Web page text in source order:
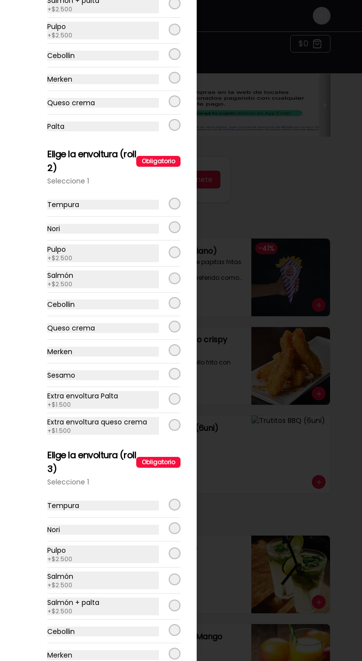
Login
$0
por productos y más
Únete
-41%
Cono M (Mediano)
Cono de 200gr de papitas fritas
Agrega tu extra preferido como
Cheddar, carne mechada, a lo
pobre
y mucho mas....
$3.400
Bastones Pollo crispy
6 bastones de pollo frito con
salsa golf.-
Trutitos BBQ (6uni)
Mojito clásico
Jugo natural Mango
+$2.500
Pulpo
+$2.500
Cebollin
Merken
Queso crema
Palta
Elige la envoltura (roll
2)
Obligatorio
Seleccione 1
Tempura
Nori
Pulpo
+$2.500
Salmón
+$2.500
Cebollin
Queso crema
Merken
Sesamo
Extra envoltura Palta
+$1.500
Extra envoltura queso crema
+$1.500
Elige la envoltura (roll
3)
Obligatorio
Seleccione 1
Tempura
Nori
Pulpo
+$2.500
Salmón
+$2.500
Salmón + palta
+$2.500
Cebollin
Merken